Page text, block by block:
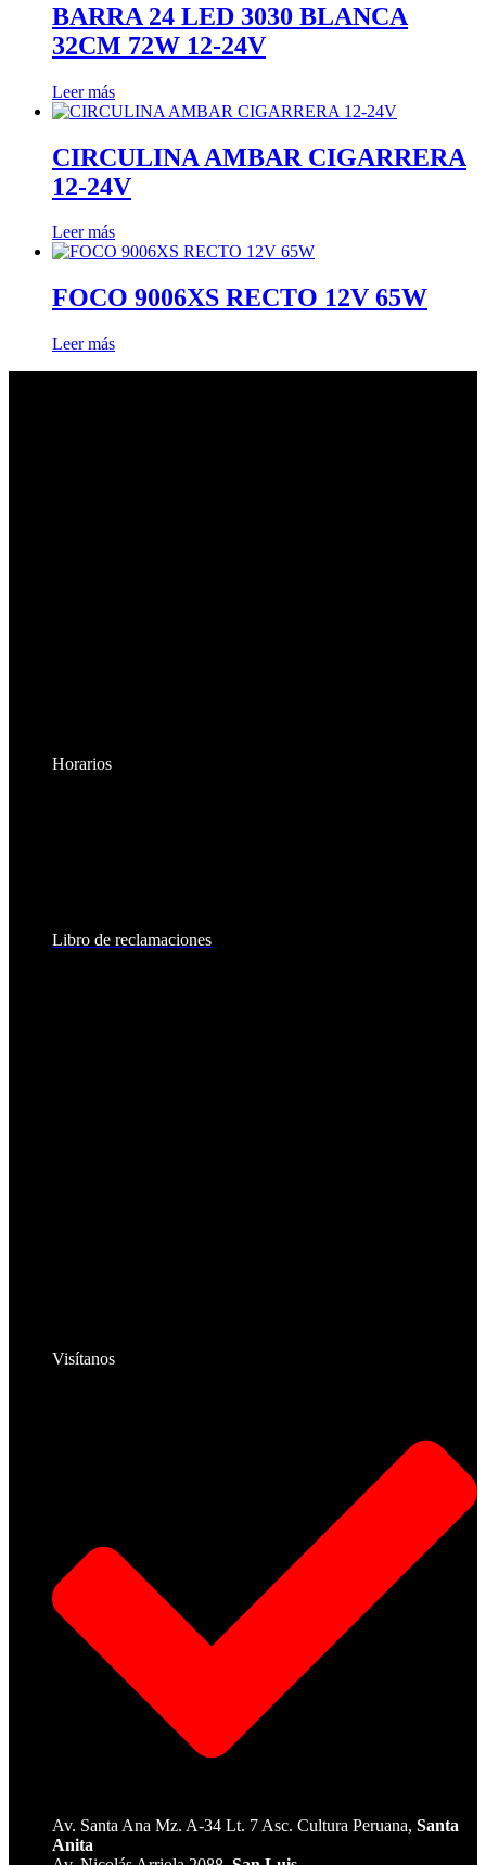
BARRA 24 LED 3030 BLANCA
32CM 72W 12-24V
Leer más
CIRCULINA AMBAR CIGARRERA
12-24V
Leer más
FOCO 9006XS RECTO 12V 65W
Leer más
Horarios
Libro de reclamaciones
Visítanos
Av. Santa Ana Mz. A-34 Lt. 7 Asc. Cultura Peruana, Santa
Anita